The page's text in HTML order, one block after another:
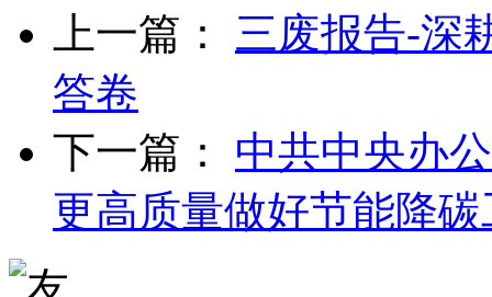
上一篇： 三废报告-深
答卷
下一篇： 中共中央办
更高质量做好节能降